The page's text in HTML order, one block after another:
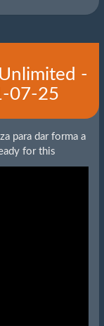
-
07-25
para dar forma a
for this